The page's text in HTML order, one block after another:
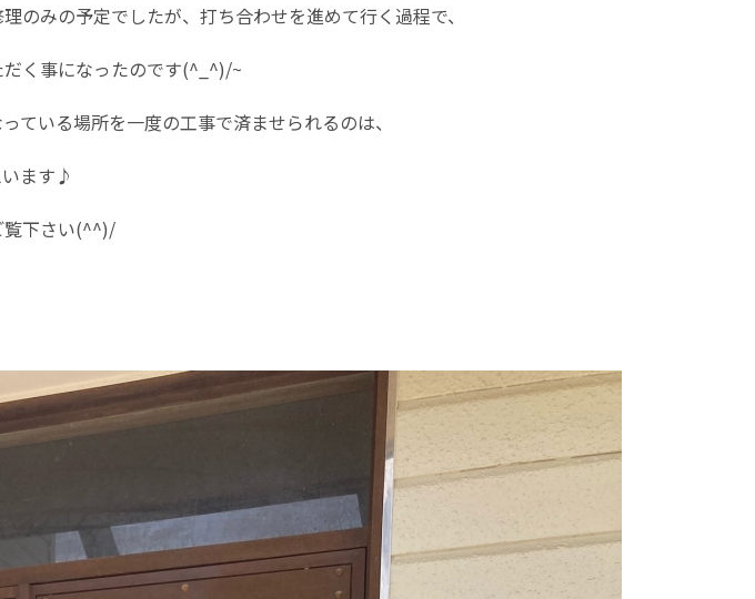
のみの予定でしたが、打ち合わせを進めて行く過程で、
く事になったのです(^_^)/~
ている場所を一度の工事で済ませられるのは、
ます♪
覧下さい(^^)/